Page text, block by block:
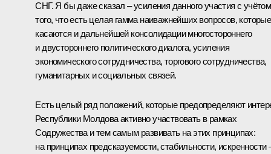
СНГ. Я бы даже сказал – усиления данного участия с учётом
того, что есть целая гамма наиважнейших вопросов, которые
касаются и дальнейшей консолидации многостороннего
и двустороннего политического диалога, усиления
экономического сотрудничества, торгового сотрудничества,
гуманитарных и социальных связей.
Есть целый ряд положений, которые предопределяют
Республики Молдова активно участвовать в рамках
Содружества и тем самым развивать на этих принципах:
на принципах предсказуемости, стабильности, искренности